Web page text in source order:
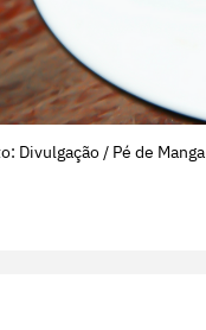
Divulgação / Pé de Manga